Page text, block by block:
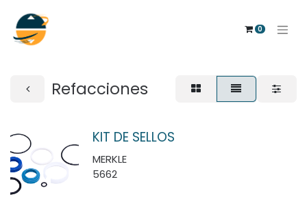
0
Refacciones
KIT DE SELLOS
MERKLE
5662